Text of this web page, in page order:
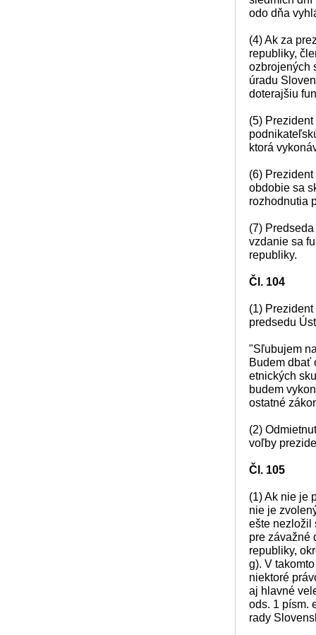
odo dňa
(4) Ak za
republiky,
ozbrojených
úradu
doterajšiu
(5)
ktorá
(6)
obdobie sa
rozhodnutia
(7)
vzdanie sa
republiky.
Čl. 104
(1)
predsedu
"Sľubujem
Budem dbať
etnických
budem
ostatné
(2)
voľby
Čl. 105
(1) Ak nie je
nie je
ešte nezložil
pre závažné
republiky,
g). V
niektoré
aj hlavné
ods. 1 písm.
rady